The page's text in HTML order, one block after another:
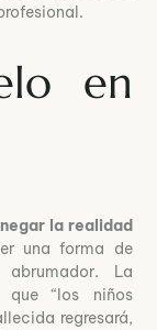
en
negar la realidad
una forma de
La
que “los niños
regresará,